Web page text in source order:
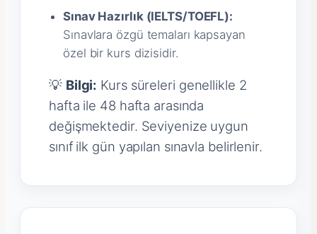
Sınav Hazırlık (IELTS/TOEFL):
Sınavlara özgü temaları kapsayan
özel bir kurs dizisidir.
💡 Bilgi: Kurs süreleri genellikle 2
hafta ile 48 hafta arasında
değişmektedir. Seviyenize uygun
sınıf ilk gün yapılan sınavla belirlenir.